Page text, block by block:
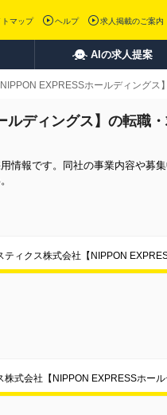
トマップ ヘルプ 求人掲載のご案内
AIの求人提案
EXPRESSホールディングス
ルディングス】の転職
情報です。同社の事業内容や募
ティクス株式会社【NIPPON
式会社【NIPPON EXPRESSホー